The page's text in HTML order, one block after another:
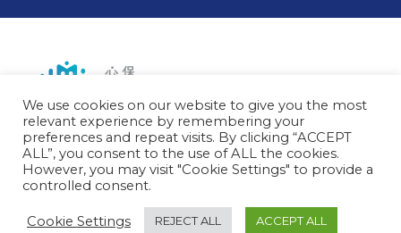
地址： 40308 台灣台中市西區台灣大道二段285號7樓之1
營運時間：週一至週五 09:00~18:00
電話：04-23215997
心保股份有限公司 版權所有 Copyright © 2023 Mental Healthcare Co., Ltd. All
We use cookies on our website to give you the most
relevant experience by remembering your
preferences and repeat visits. By clicking “ACCEPT
ALL”, you consent to the use of ALL the cookies.
However, you may visit "Cookie Settings" to provide a
controlled consent.
Cookie Settings REJECT ALL ACCEPT ALL